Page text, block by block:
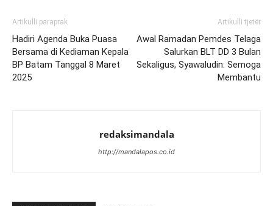
Artikulli paraprak
Hadiri Agenda Buka Puasa
Bersama di Kediaman Kepala
BP Batam Tanggal 8 Maret
2025
Artikulli tjetër
Awal Ramadan Pemdes Telaga
Salurkan BLT DD 3 Bulan
Sekaligus, Syawaludin: Semoga
Membantu
redaksimandala
http://mandalapos.co.id